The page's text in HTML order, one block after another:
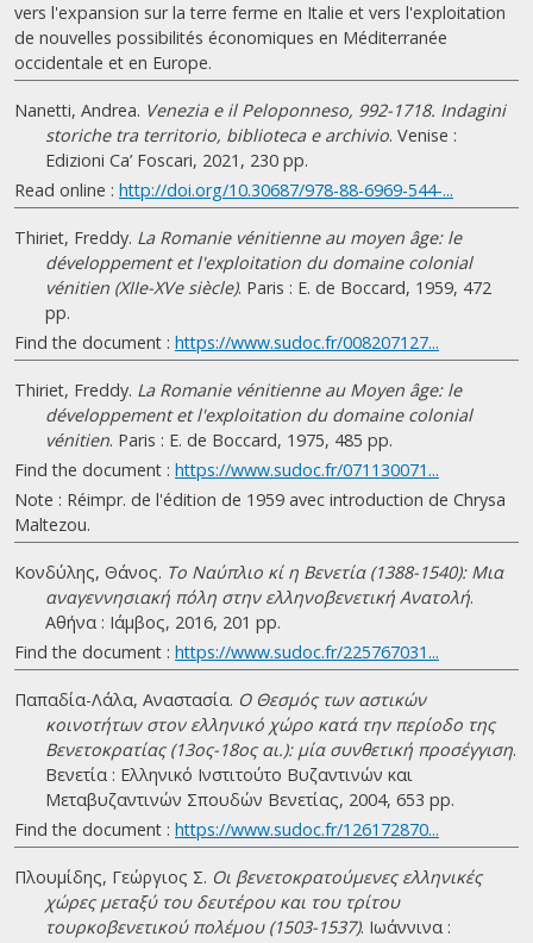
vers l'expansion sur la terre ferme en Italie et vers l'exploitation
de nouvelles possibilités économiques en Méditerranée
occidentale et en Europe.
Nanetti, Andrea. Venezia e il Peloponneso, 992-1718. Indagini
storiche tra territorio, biblioteca e archivio. Venise :
Edizioni Ca’ Foscari, 2021, 230 pp.
Read online : http://doi.org/10.30687/978-88-6969-544-...
Thiriet, Freddy. La Romanie vénitienne au moyen âge: le
développement et l'exploitation du domaine colonial
vénitien (XIIe-XVe siècle). Paris : E. de Boccard, 1959, 472
pp.
Find the document : https://www.sudoc.fr/008207127...
Thiriet, Freddy. La Romanie vénitienne au Moyen âge: le
développement et l'exploitation du domaine colonial
vénitien. Paris : E. de Boccard, 1975, 485 pp.
Find the document : https://www.sudoc.fr/071130071...
Note : Réimpr. de l'édition de 1959 avec introduction de Chrysa
Maltezou.
Κονδύλης, Θάνος. Το Ναύπλιο κί η Βενετία (1388-1540): Μια
αναγεννησιακή πόλη στην ελληνοβενετική Ανατολή.
Αθήνα : Ιάμβος, 2016, 201 pp.
Find the document : https://www.sudoc.fr/225767031...
Παπαδία-Λάλα, Αναστασία. Ο Θεσμός των αστικών
κοινοτήτων στον ελληνικό χώρο κατά την περίοδο της
Βενετοκρατίας (13ος-18ος αι.): μία συνθετική προσέγγιση.
Βενετία : Ελληνικό Ινστιτούτο Βυζαντινών και
Μεταβυζαντινών Σπουδών Βενετίας, 2004, 653 pp.
Find the document : https://www.sudoc.fr/126172870...
Πλουμίδης, Γεώργιος Σ. Οι βενετοκρατούμενες ελληνικές
χώρες μεταξύ του δευτέρου και του τρίτου
τουρκοβενετικού πολέμου (1503-1537). Ιωάννινα :